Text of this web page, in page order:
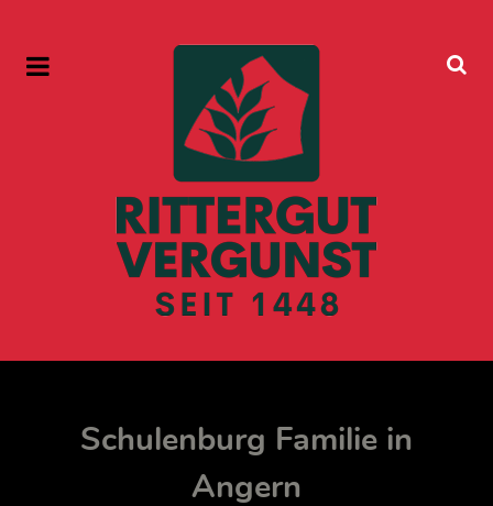
Schulenburg Familie in
Angern